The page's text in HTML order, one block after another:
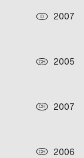
D
2007
CH
2005
CH
2007
CH
2006